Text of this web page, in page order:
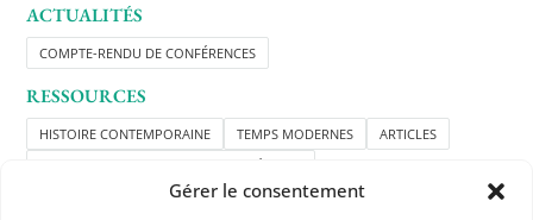
Gérer le consentement
ACTUALITÉS
COMPTE-RENDU DE CONFÉRENCES
RESSOURCES
HISTOIRE CONTEMPORAINE TEMPS MODERNES
ARTICLES